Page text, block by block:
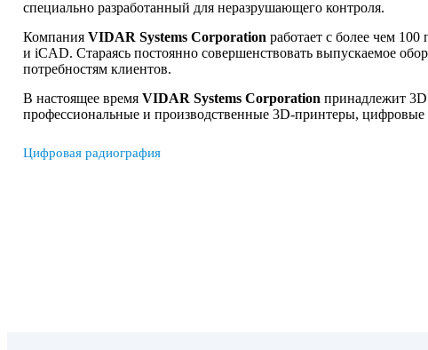
специально разработанный для неразрушающего контроля.
Компания VIDAR Systems Corporation работает с более чем
и iCAD. Стараясь постоянно совершенствовать выпускаемое
потребностям клиентов.
В настоящее время VIDAR Systems Corporation принадлежит
профессиональные и производственные 3D-принтеры, цифровые
Цифровая радиография